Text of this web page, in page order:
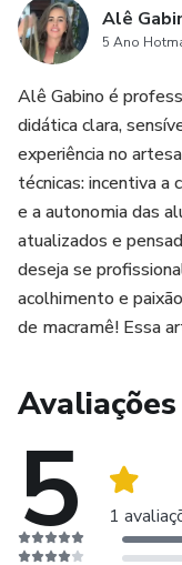
Alê
5 Ano
Alê Gabino é
didática clara,
experiência no
técnicas: incentiva a
e a autonomia das
atualizados e
deseja se
acolhimento e
de macramê! Essa
Avaliações
5 1